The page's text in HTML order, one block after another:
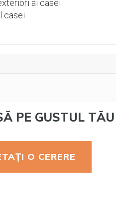
ai casei
casei
PE GUSTUL TĂU
O CERERE